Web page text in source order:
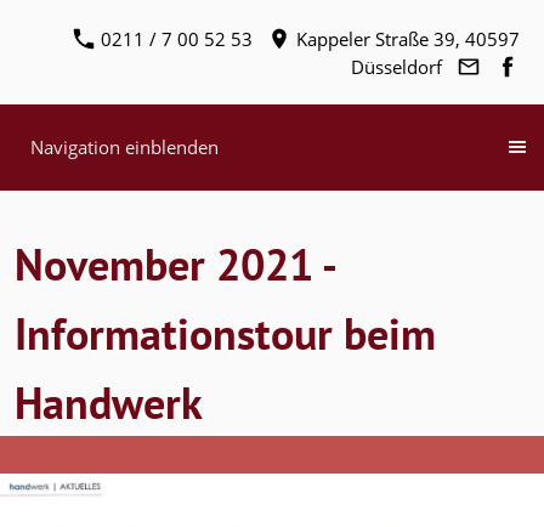
0211 / 7 00 52 53
Kappeler Straße 39, 40597
Düsseldorf
Navigation einblenden
November 2021 -
Informationstour beim
Handwerk